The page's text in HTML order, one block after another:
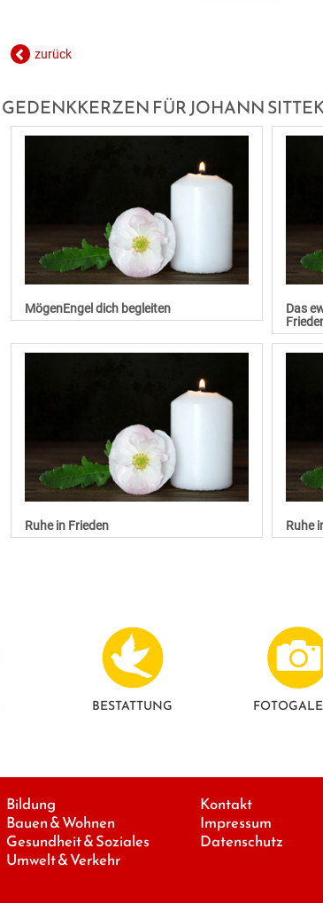
zurück
GEDENKKERZEN FÜR JOHANN
MögenEngel dich begleiten
Das
Ruhe in Frieden Ruhe
BESTATTUNG
Bildung
Bauen & Wohnen
Gesundheit & Soziales
Umwelt & Verkehr
Kontakt
Impressum
Datenschutz